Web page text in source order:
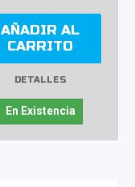
AÑADIR AL
CARRITO
DETALLES
En Existencia